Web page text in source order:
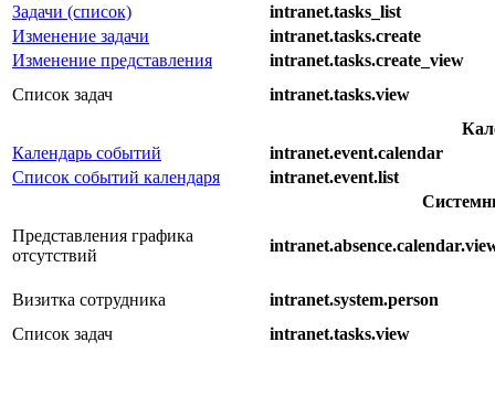
Задачи (список)
intranet.tasks_list
Изменение задачи
intranet.tasks.create
Изменение представления
intranet.tasks.create_view
Список задач
intranet.tasks.view
Календарь событий
intranet.event.calendar
Список событий календаря
intranet.event.list
Представления графика
отсутствий
Визитка сотрудника
intranet.system.person
Список задач
intranet.tasks.view